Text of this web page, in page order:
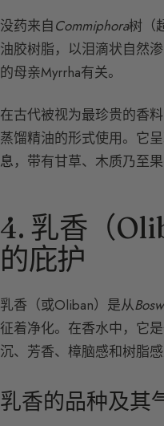
没药来自Commiphora树（
油胶树脂，以泪滴状自然
的母亲Myrrha有关。
在古代被视为最珍贵的香
蒸馏精油的形式使用。它
息，带有甘草、木质乃至果
4. 乳香（
的庇护
乳香（或Oliban）是从
征着净化。在香水中，它
沉、芳香、樟脑感和树脂感
乳香的品种及其